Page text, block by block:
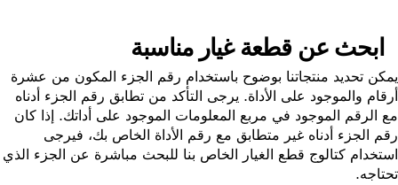
ابحث عن قطعة غيار مناسبة
تحديد منتجاتنا بوضوح باستخدام رقم الجزء المكون من عشرة
والموجود على الأداة. يرجى التأكد من تطابق رقم الجزء أدناه
الرقم الموجود في مربع المعلومات الموجود على أداتك. إذا كان
الجزء أدناه غير متطابق مع رقم الأداة الخاص بك، فيرجى
كتالوج قطع الغيار الخاص بنا للبحث مباشرة عن الجزء الذي